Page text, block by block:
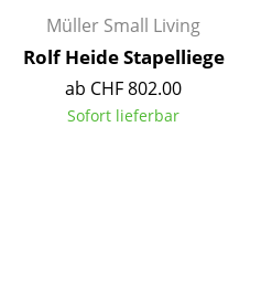
Beistell- & Rollcontainer
Barmöbel
Garderoben
Müller Small Living
Rolf Heide Stapelliege
ab CHF 802.00
Sofort lieferbar